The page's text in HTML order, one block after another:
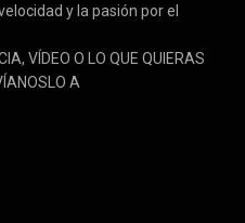
y la pasión por el
VÍDEO O LO QUE QUIERAS
A